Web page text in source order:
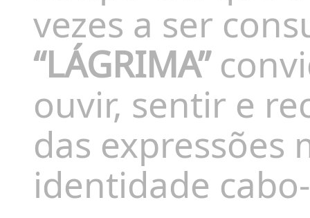
vezes a ser
“LÁGRIMA”
ouvir, sentir e
das
identidade